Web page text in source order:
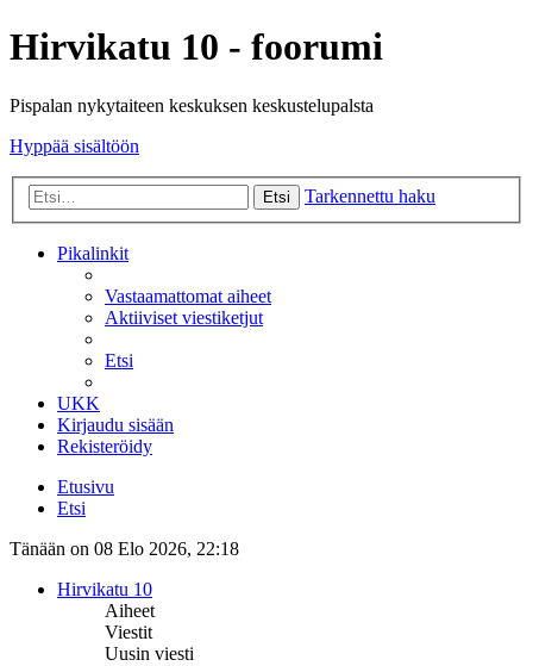
Hirvikatu 10 - foorumi
Pispalan nykytaiteen keskuksen keskustelupalsta
Hyppää sisältöön
Etsi Tarkennettu haku
Pikalinkit
Vastaamattomat aiheet
Aktiiviset viestiketjut
Etsi
UKK
Kirjaudu sisään
Rekisteröidy
Etusivu
Etsi
Tänään on 08 Elo 2026, 22:18
Hirvikatu 10
Aiheet
Viestit
Uusin viesti